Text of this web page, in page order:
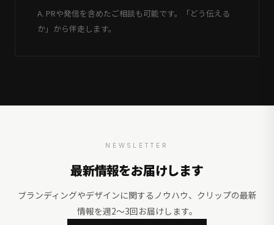
A. PRや発信を含めたご相談も可能です。「どう伝える
か」から伴走します。
NEWSLETTER
最新情報をお届けします
ブランディングやデザインに関するノウハウ、クリップの最新
情報を週2〜3回お届けします。